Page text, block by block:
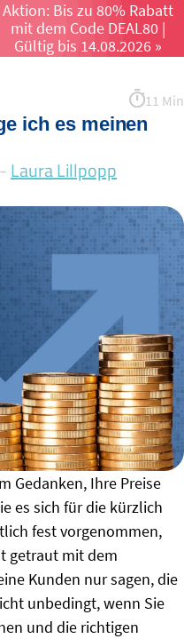
Aktion: Bis zu 80% Rabatt
mit dem Code DEAL80 |
Gültig bis 14.08.2026 »
Menü öffnen
11 Min
ich es meinen
Laura Lillpopp
Gedanken, Ihre Preise
es sich für die kürzlich
fest vorgenommen,
getraut mit dem
Kunden nur sagen, die
unbedingt, wenn Sie
und die richtigen